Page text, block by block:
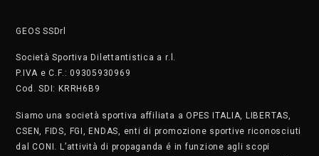
GEOS SSDrl
Società Sportiva Dilettantistica a r.l.
P.IVA e C.F.: 09305930969
Cod. SDI: KRRH6B9
Siamo una società sportiva affiliata a OPES ITALIA, LIBERTAS,
CSEN, FIDS, FGI, ENDAS, enti di promozione sportive riconosciuti
dal CONI. L’attività di propaganda é in funzione agli scopi